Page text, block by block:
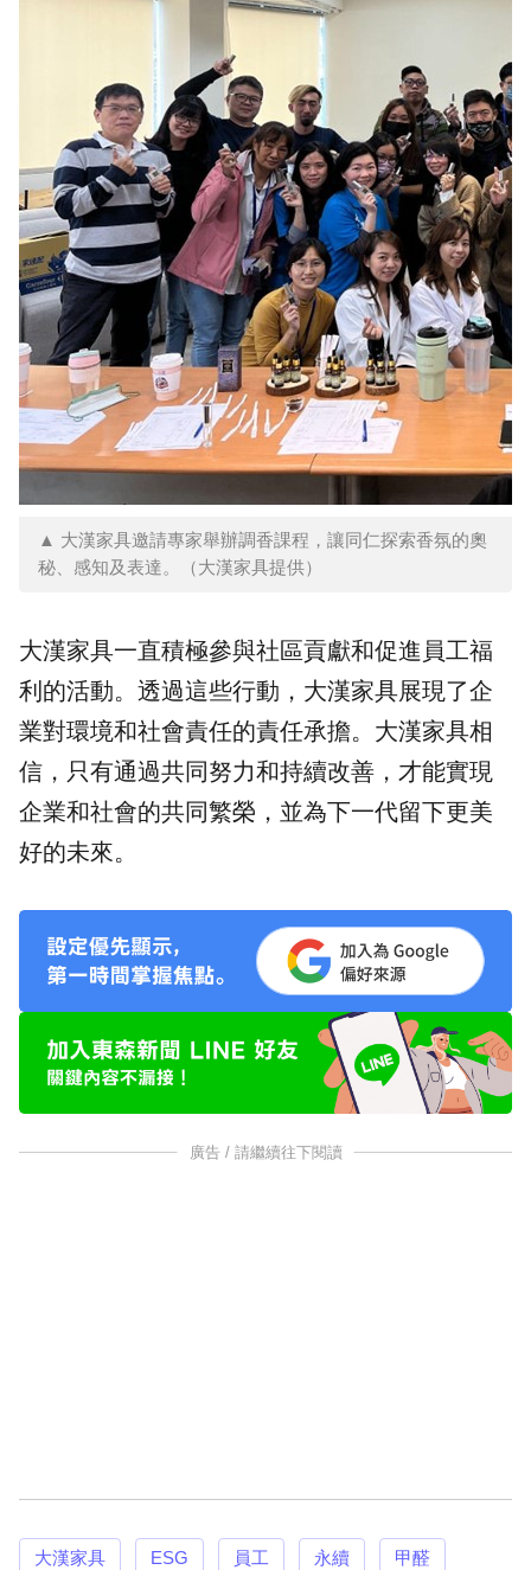
▲ 大漢家具邀請專家舉辦調香課程，讓同仁探索香氛的奧
秘、感知及表達。（大漢家具提供）
大漢家具一直積極參與社區貢獻和促進員工福
利的活動。透過這些行動，大漢家具展現了企
業對環境和社會責任的責任承擔。 大漢家具相
信，只有通過共同努力和持續改善，才能實現
企業和社會的共同繁榮，並為下一代留下更美
好的未來。
廣告 / 請繼續往下閱讀
大漢家具 ESG 員工 永續 甲醛